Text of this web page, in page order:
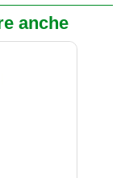
anche